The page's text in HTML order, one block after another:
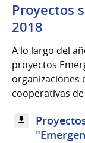
Proyectos
2018
A lo largo del
proyectos
organizaciones
cooperativas